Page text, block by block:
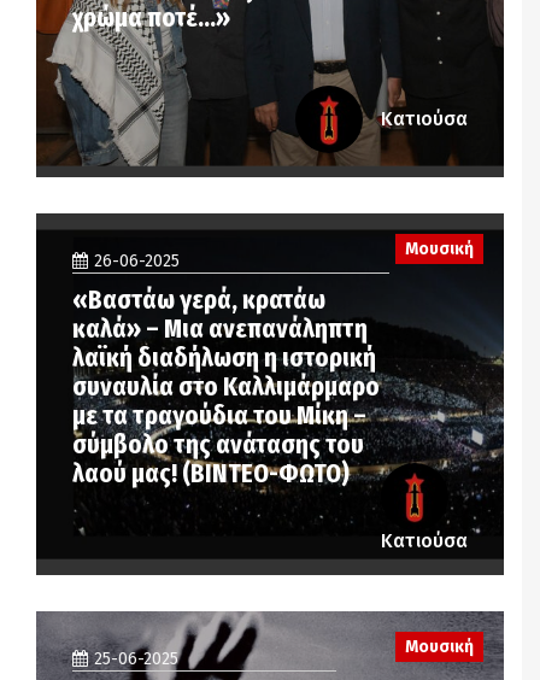
χρώμα ποτέ…»
Κατιούσα
Μουσική
26-06-2025
«Βαστάω γερά, κρατάω
καλά» – Μια ανεπανάληπτη
λαϊκή διαδήλωση η ιστορική
συναυλία στο Καλλιμάρμαρο
με τα τραγούδια του Μίκη –
σύμβολο της ανάτασης του
λαού μας! (ΒΙΝΤΕΟ-ΦΩΤΟ)
Κατιούσα
25-06-2025
Μουσική